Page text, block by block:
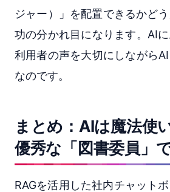
ジャー）」を配置できるかど
功の分かれ目になります。AIに
利用者の声を大切にしながら
なのです。
まとめ：AIは魔法使
優秀な「図書委員」
RAGを活用した社内チャット